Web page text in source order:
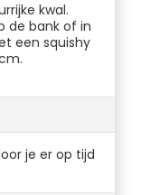
kwal.
de bank of in
een squishy
je er op tijd